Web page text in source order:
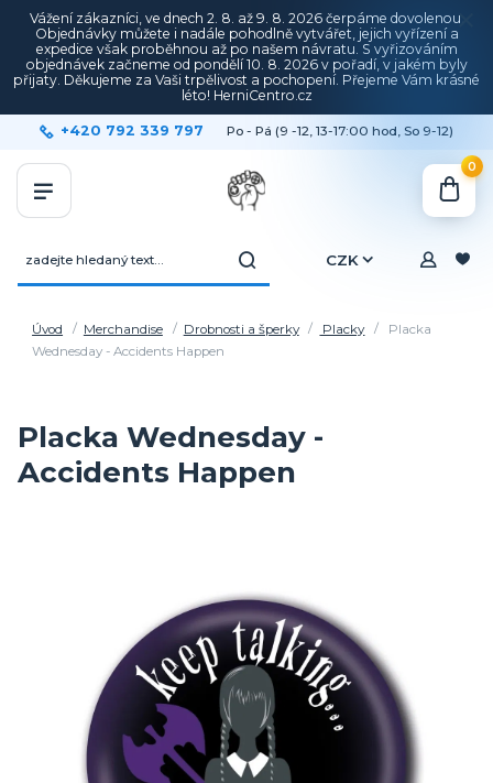
Vážení zákazníci, ve dnech 2. 8. až 9. 8. 2026 čerpáme dovolenou.
Objednávky můžete i nadále pohodlně vytvářet, jejich vyřízení a
expedice však proběhnou až po našem návratu. S vyřizováním
objednávek začneme od pondělí 10. 8. 2026 v pořadí, v jakém byly
přijaty. Děkujeme za Vaši trpělivost a pochopení. Přejeme Vám krásné
léto! HerniCentro.cz
CZK
+420 792 339 797 Po - Pá (9 -12, 13-17:00 hod, So 9-12)
0
Úvod Merchandise Drobnosti a šperky Placky
Placka
Wednesday - Accidents Happen
Placka Wednesday -
Accidents Happen